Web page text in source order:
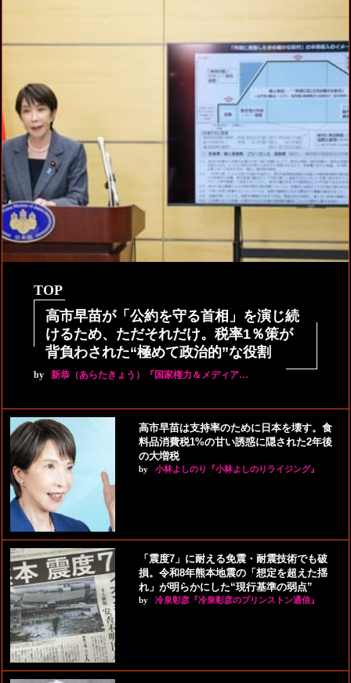
TOP
高市早苗が「公約を守る首相」を演じ続
けるため、ただそれだけ。税率1％策が
背負わされた“極めて政治的”な役割
by 新恭（あらたきょう）『国家権力＆メディア…
高市早苗は支持率のために日本を壊す。食
料品消費税1%の甘い誘惑に隠された2年後
の大増税
by 小林よしのり『小林よしのりライジング』
「震度7」に耐える免震・耐震技術でも破
損。令和8年熊本地震の「想定を超えた揺
れ」が明らかにした“現行基準の弱点”
by 冷泉彰彦『冷泉彰彦のプリンストン通信』